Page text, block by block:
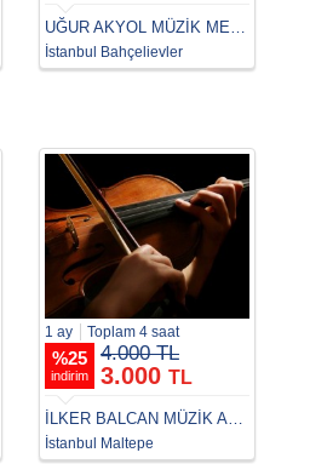
UĞUR AKYOL MÜZİK MERKEZİ
İstanbul Bahçelievler
1 ay Toplam 4 saat
%25
indirim
4.000 TL
3.000 TL
İstanbul Maltepe